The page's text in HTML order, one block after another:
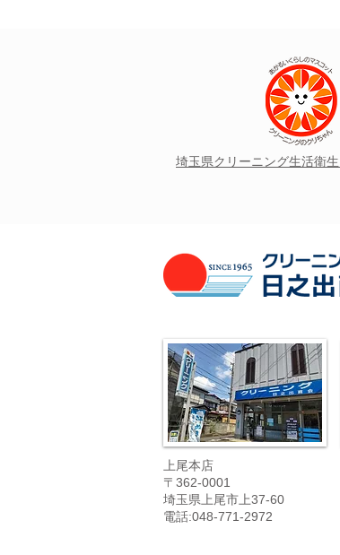
埼玉県クリーニング生活衛生
上尾本店
〒362-0001
埼玉県上尾市上37-60
電話:048-771-2972